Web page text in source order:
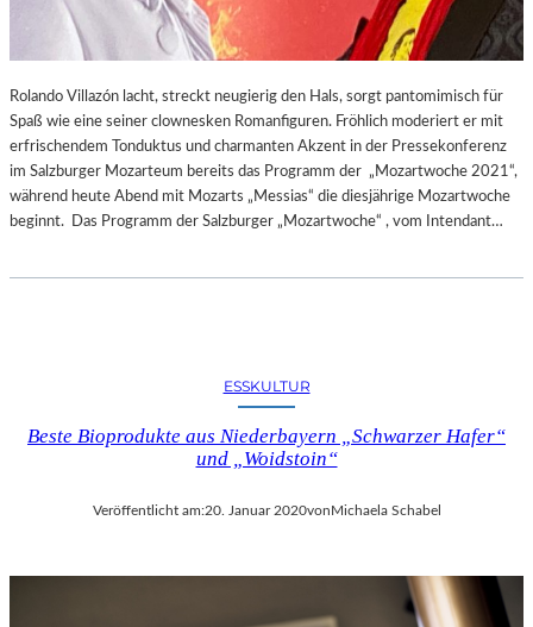
Rolando Villazón lacht, streckt neugierig den Hals, sorgt pantomimisch für
Spaß wie eine seiner clownesken Romanfiguren. Fröhlich moderiert er mit
erfrischendem Tonduktus und charmanten Akzent in der Pressekonferenz
im Salzburger Mozarteum bereits das Programm der „Mozartwoche 2021“,
während heute Abend mit Mozarts „Messias“ die diesjährige Mozartwoche
beginnt. Das Programm der Salzburger „Mozartwoche“ , vom Intendant…
ESSKULTUR
Beste Bioprodukte aus Niederbayern „Schwarzer Hafer“
und „Woidstoin“
Veröffentlicht am:20. Januar 2020von Michaela Schabel